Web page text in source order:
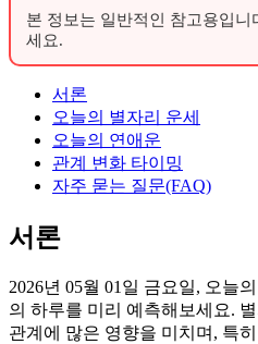
본 정보는 일반적인 참고용입
세요.
서론
오늘의 별자리 운세
오늘의 연애운
관계 변화 타이밍
자주 묻는 질문(FAQ)
서론
2026년 05월 01일 금요일, 오늘
의 하루를 미리 예측해보세요.
관계에 많은 영향을 미치며, 특